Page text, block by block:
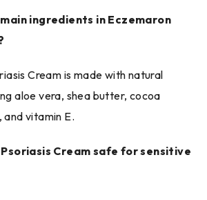
ingredients in Eczemaron
Cream is made with natural
aloe vera, shea butter, cocoa
vitamin E.
Cream safe for sensitive